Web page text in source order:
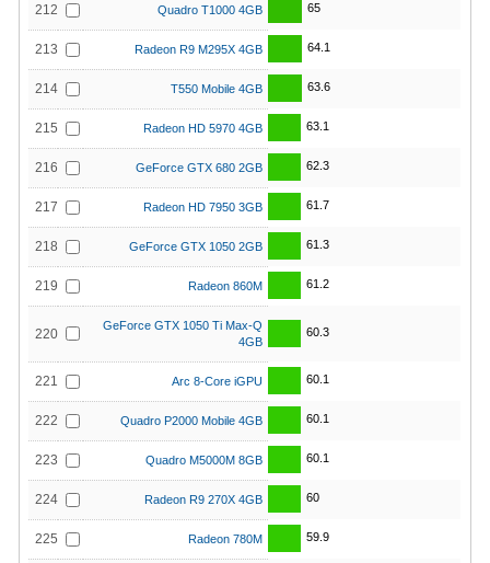
212 Quadro T1000 4GB 65
213 Radeon R9 M295X 4GB 64.1
214 T550 Mobile 4GB 63.6
215 Radeon HD 5970 4GB 63.1
216 GeForce GTX 680 2GB 62.3
217 Radeon HD 7950 3GB 61.7
218 GeForce GTX 1050 2GB 61.3
219 Radeon 860M 61.2
220
GeForce GTX 1050 Ti Max-Q
4GB
60.3
221 Arc 8-Core iGPU 60.1
222 Quadro P2000 Mobile 4GB 60.1
223 Quadro M5000M 8GB 60.1
224 Radeon R9 270X 4GB 60
225 Radeon 780M 59.9